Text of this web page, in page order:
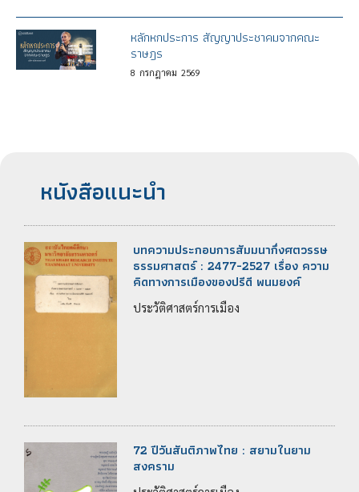
หลักหกประการ สัญญาประชาคมจากคณะ
ราษฎร
8 กรกฎาคม 2569
หนังสือแนะนำ
บทความประกอบการสัมมนากึ่งศตวรรษ
ธรรมศาสตร์ : 2477-2527 เรื่อง ความ
คิดทางการเมืองของปรีดี พนมยงค์
ประวัติศาสตร์การเมือง
72 ปีวันสันติภาพไทย : สยามในยาม
สงคราม